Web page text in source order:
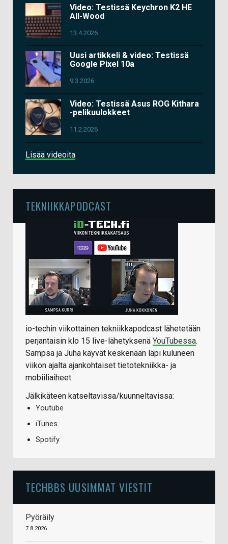
Video: Testissä Keychron K2 HE
All-Wood
13.4.2026
Uusi artikkeli & video: Testissä
Google Pixel 10a
9.3.2026
Video: Testissä Asus ROG Kithara
-pelikuulokkeet
11.2.2026
Lisää videoita
TEKNIIKKAPODCAST
io-techin viikottainen tekniikkapodcast lähetetään
perjantaisin klo 15 live-lähetyksenä YouTubessa.
Sampsa ja Juha käyvät keskenään läpi kuluneen
viikon ajalta ajankohtaiset tietotekniikka- ja
mobiiliaiheet.
Jälkikäteen katseltavissa/kuunneltavissa:
Youtube
iTunes
Spotify
TECHBBS UUSIMMAT VIESTIT
Pyöräily
7.8.2026